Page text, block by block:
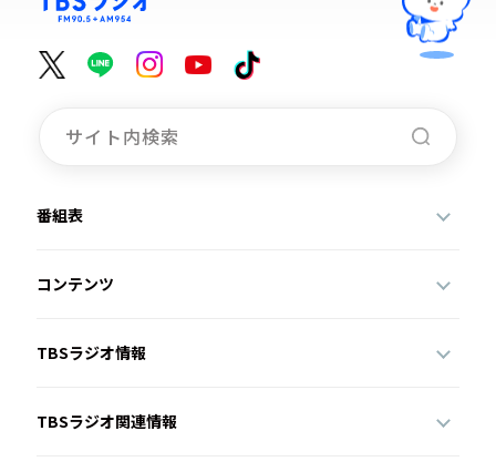
番組表
コンテンツ
TBSラジオ情報
TBSラジオ関連情報